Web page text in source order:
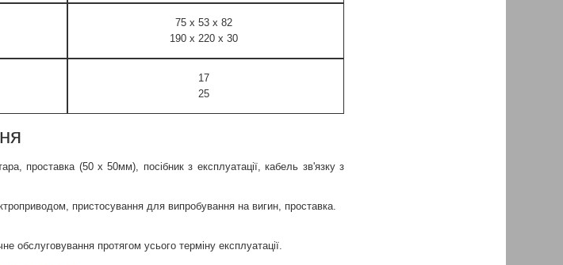
75 x 53 x 82
190 x 220 x 30
17
25
проставка (50 х 50мм), посібник з експлуатації, кабель зв'язку з
пристосування для випробування на вигин, проставка.
обслуговування протягом усього терміну експлуатації.